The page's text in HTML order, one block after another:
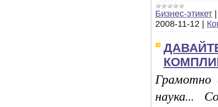
Бизнес-этикет
2008-11-12
Грамотно
наука...